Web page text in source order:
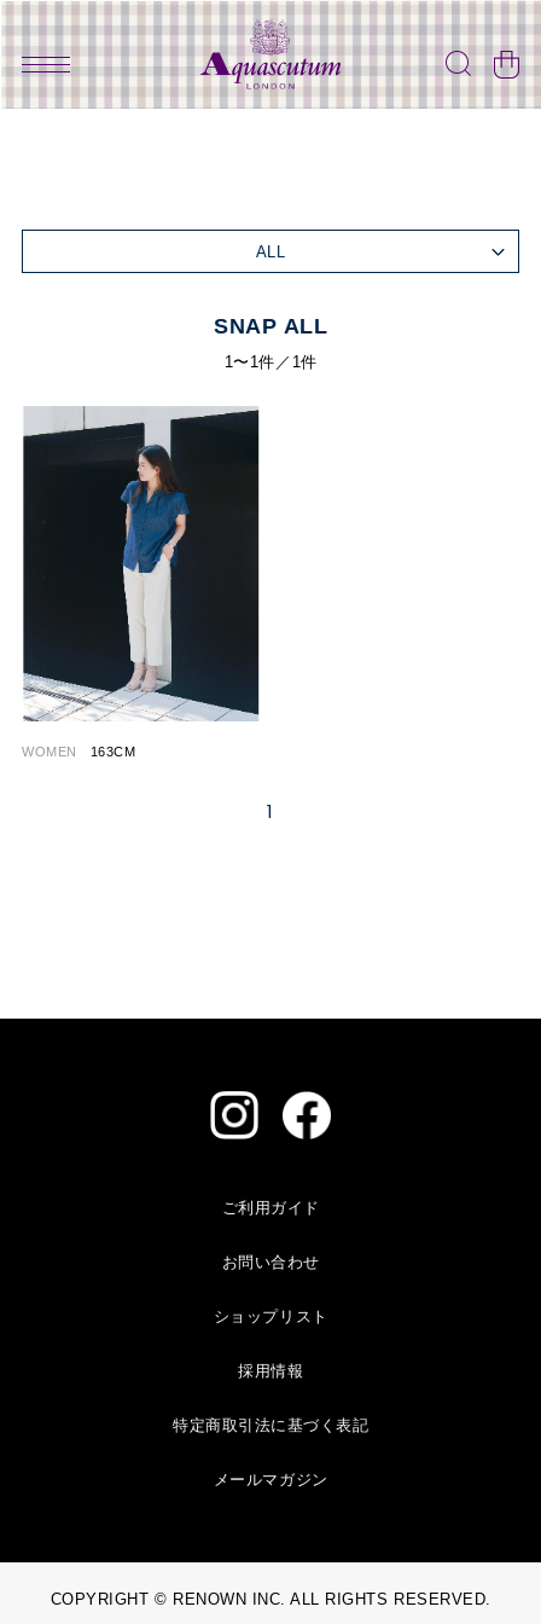
ALL
SNAP ALL
1〜1件／1件
WOMEN 163CM
1
ご利用ガイド
お問い合わせ
ショップリスト
採用情報
特定商取引法に基づく表記
メールマガジン
COPYRIGHT © RENOWN INC. ALL RIGHTS RESERVED.